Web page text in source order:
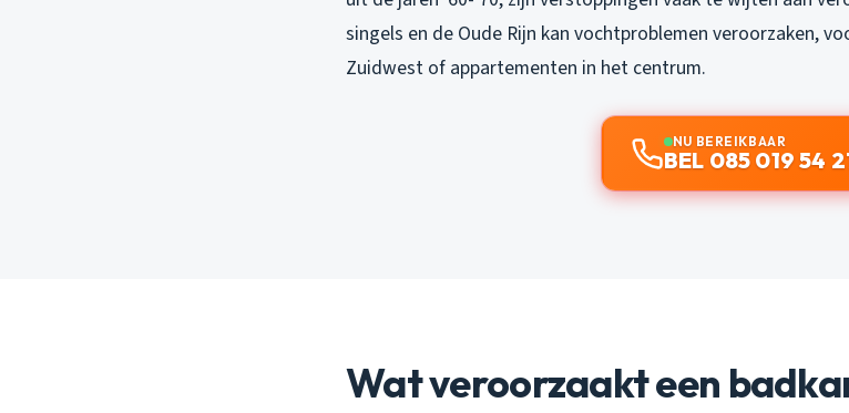
singels en de Oude Rijn kan vochtproblemen veroorzaken,
Zuidwest of appartementen in het centrum.
NU BEREIKBAAR
BEL 085 019 54
Wat veroorzaakt een